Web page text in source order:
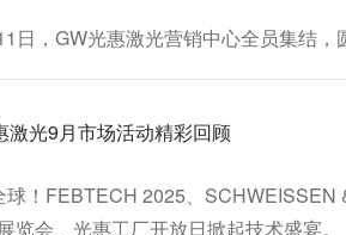
球！FEBTECH 2025、SCHWEISSEN